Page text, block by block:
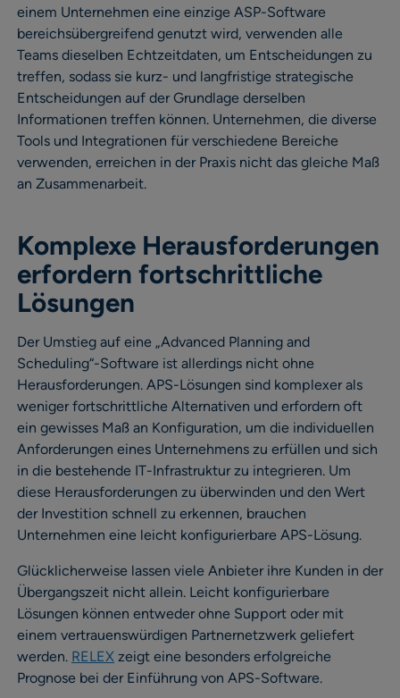
einem Unternehmen eine einzige ASP-Software
bereichsübergreifend genutzt wird, verwenden alle
Teams dieselben Echtzeitdaten, um Entscheidungen zu
treffen, sodass sie kurz- und langfristige strategische
Entscheidungen auf der Grundlage derselben
Informationen treffen können. Unternehmen, die diverse
Tools und Integrationen für verschiedene Bereiche
verwenden, erreichen in der Praxis nicht das gleiche Maß
an Zusammenarbeit.
Komplexe Herausforderungen
erfordern fortschrittliche
Lösungen
Der Umstieg auf eine „Advanced Planning and
Scheduling“-Software ist allerdings nicht ohne
Herausforderungen. APS-Lösungen sind komplexer als
weniger fortschrittliche Alternativen und erfordern oft
ein gewisses Maß an Konfiguration, um die individuellen
Anforderungen eines Unternehmens zu erfüllen und sich
in die bestehende IT-Infrastruktur zu integrieren. Um
diese Herausforderungen zu überwinden und den Wert
der Investition schnell zu erkennen, brauchen
Unternehmen eine leicht konfigurierbare APS-Lösung.
Glücklicherweise lassen viele Anbieter ihre Kunden in der
Übergangszeit nicht allein. Leicht konfigurierbare
Lösungen können entweder ohne Support oder mit
einem vertrauenswürdigen Partnernetzwerk geliefert
werden. RELEX zeigt eine besonders erfolgreiche
Prognose bei der Einführung von APS-Software.